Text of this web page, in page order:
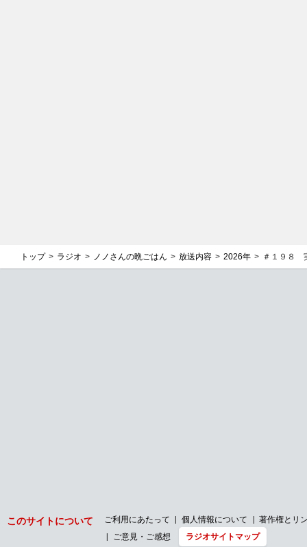
トップ ラジオ ノノさんの晩ごはん 放送内容 2026年 ＃１９８
このサイトについて ご利用にあたって 個人情報について
著作権とリ
ご意見・ご感想
ラジオサイトマップ